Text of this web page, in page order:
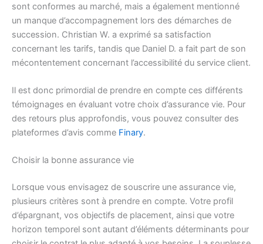
sont conformes au marché, mais a également mentionné
un manque d’accompagnement lors des démarches de
succession. Christian W. a exprimé sa satisfaction
concernant les tarifs, tandis que Daniel D. a fait part de son
mécontentement concernant l’accessibilité du service client.
Il est donc primordial de prendre en compte ces différents
témoignages en évaluant votre choix d’assurance vie. Pour
des retours plus approfondis, vous pouvez consulter des
plateformes d’avis comme Finary.
Choisir la bonne assurance vie
Lorsque vous envisagez de souscrire une assurance vie,
plusieurs critères sont à prendre en compte. Votre profil
d’épargnant, vos objectifs de placement, ainsi que votre
horizon temporel sont autant d’éléments déterminants pour